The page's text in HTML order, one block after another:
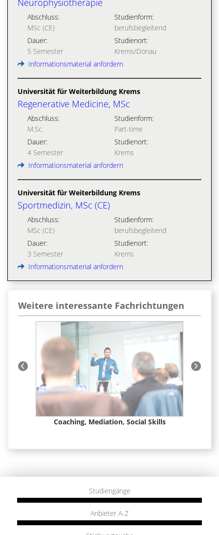
Neurophysiotherapie
Abschluss:
MSc (CE)
Studienform:
berufsbegleitend
Dauer:
5 Semester
Studienort:
Krems/Donau
Informationsmaterial anfordern
Universität für Weiterbildung Krems
Regenerative Medicine, MSc
Abschluss:
M.Sc.
Studienform:
Part-time
Dauer:
4 Semester
Studienort:
Krems
Informationsmaterial anfordern
Universität für Weiterbildung Krems
Sportmedizin, MSc (CE)
Abschluss:
MSc (CE)
Studienform:
berufsbegleitend
Dauer:
3 Semester
Studienort:
Krems
Informationsmaterial anfordern
Weitere interessante Fachrichtungen
Coaching, Mediation, Social Skills
Studiengänge
Anbieter A-Z